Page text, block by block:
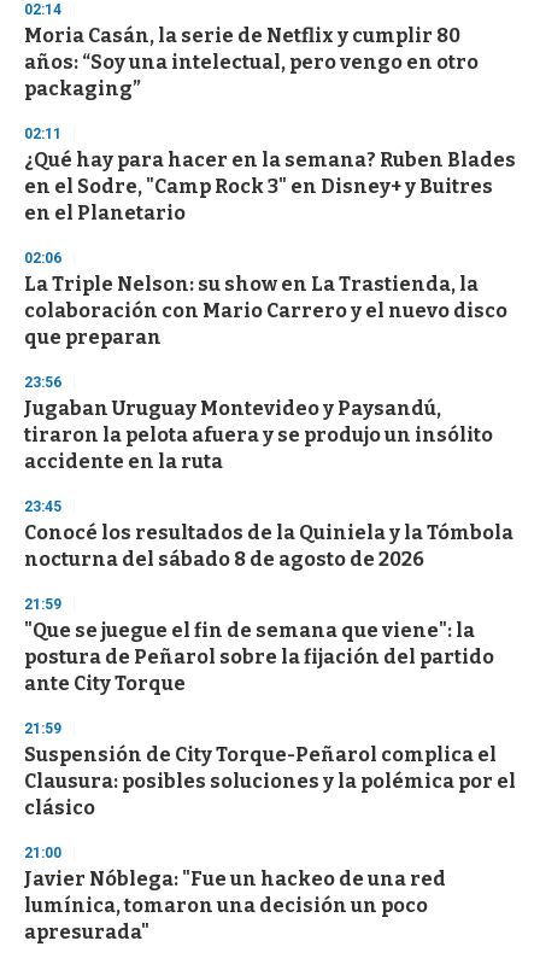
d
s
o
f
3
s
c
o
n
02:14
Moria Casán, la serie de Netflix y cumplir 80
años: “Soy una intelectual, pero vengo en otro
packaging”
02:11
¿Qué hay para hacer en la semana? Ruben Blades
en el Sodre, "Camp Rock 3" en Disney+ y Buitres
en el Planetario
02:06
La Triple Nelson: su show en La Trastienda, la
colaboración con Mario Carrero y el nuevo disco
que preparan
23:56
Jugaban Uruguay Montevideo y Paysandú,
tiraron la pelota afuera y se produjo un insólito
accidente en la ruta
23:45
Conocé los resultados de la Quiniela y la Tómbola
nocturna del sábado 8 de agosto de 2026
21:59
"Que se juegue el fin de semana que viene": la
postura de Peñarol sobre la fijación del partido
ante City Torque
21:59
Suspensión de City Torque-Peñarol complica el
Clausura: posibles soluciones y la polémica por el
clásico
21:00
Javier Nóblega: "Fue un hackeo de una red
lumínica, tomaron una decisión un poco
apresurada"